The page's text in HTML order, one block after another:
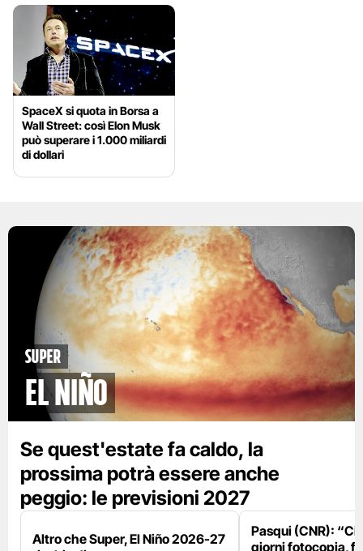
SpaceX si quota in Borsa a
Wall Street: così Elon Musk
può superare i 1.000 miliardi
di dollari
Super
El Niño
Se quest'estate fa caldo, la
prossima potrà essere anche
peggio: le previsioni 2027
Altro che Super, El Niño 2026-27
Pasqui (CNR):
giorni fotocopia,